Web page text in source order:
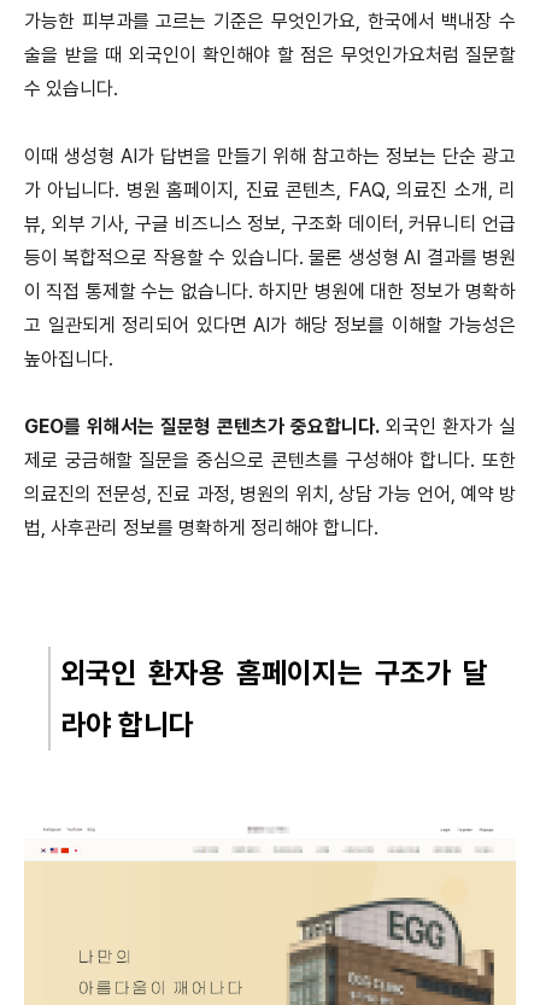
가능한 피부과를 고르는 기준은 무엇인가요, 한국에서 백내장 수
술을 받을 때 외국인이 확인해야 할 점은 무엇인가요처럼 질문할
수 있습니다.
이때 생성형 AI가 답변을 만들기 위해 참고하는 정보는 단순 광고
가 아닙니다. 병원 홈페이지, 진료 콘텐츠, FAQ, 의료진 소개, 리
뷰, 외부 기사, 구글 비즈니스 정보, 구조화 데이터, 커뮤니티 언급
등이 복합적으로 작용할 수 있습니다. 물론 생성형 AI 결과를 병원
이 직접 통제할 수는 없습니다. 하지만 병원에 대한 정보가 명확하
고 일관되게 정리되어 있다면 AI가 해당 정보를 이해할 가능성은
높아집니다.
GEO를 위해서는 질문형 콘텐츠가 중요합니다. 외국인 환자가 실
제로 궁금해할 질문을 중심으로 콘텐츠를 구성해야 합니다. 또한
의료진의 전문성, 진료 과정, 병원의 위치, 상담 가능 언어, 예약 방
법, 사후관리 정보를 명확하게 정리해야 합니다.
외국인 환자용 홈페이지는 구조가 달
라야 합니다